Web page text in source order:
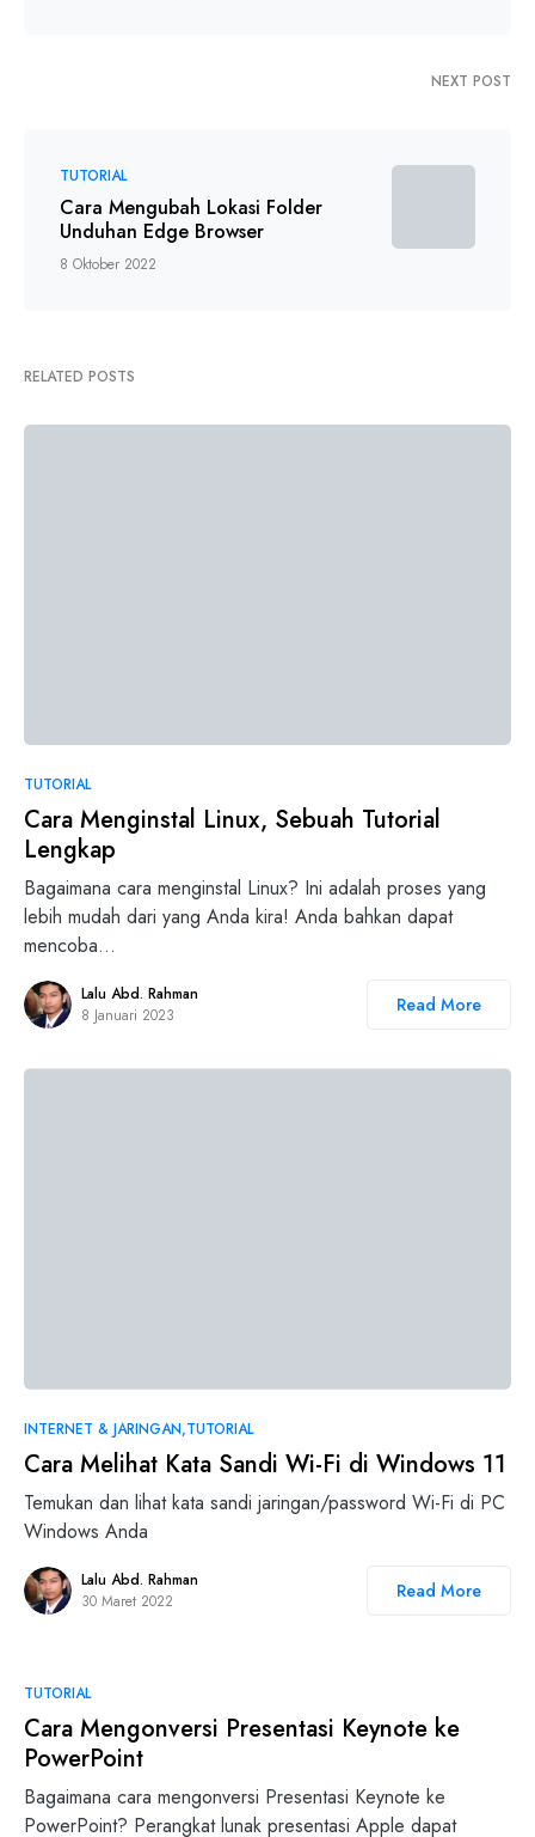
NEXT POST
TUTORIAL
Cara Mengubah Lokasi Folder
Unduhan Edge Browser
8 Oktober 2022
RELATED POSTS
TUTORIAL
Cara Menginstal Linux, Sebuah Tutorial
Lengkap
Bagaimana cara menginstal Linux? Ini adalah proses yang
lebih mudah dari yang Anda kira! Anda bahkan dapat
mencoba…
Lalu Abd. Rahman
8 Januari 2023
Read More
INTERNET & JARINGAN TUTORIAL
Cara Melihat Kata Sandi Wi-Fi di Windows 11
Temukan dan lihat kata sandi jaringan/password Wi-Fi di PC
Windows Anda
Lalu Abd. Rahman
30 Maret 2022
Read More
TUTORIAL
Cara Mengonversi Presentasi Keynote ke
PowerPoint
Bagaimana cara mengonversi Presentasi Keynote ke
PowerPoint? Perangkat lunak presentasi Apple dapat